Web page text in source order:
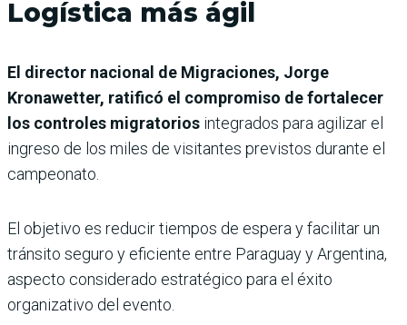
Logística más ágil
El director nacional de Migraciones, Jorge
Kronawetter, ratificó el compromiso de fortalecer
los controles migratorios integrados para agilizar el
ingreso de los miles de visitantes previstos durante el
campeonato.
El objetivo es reducir tiempos de espera y facilitar un
tránsito seguro y eficiente entre Paraguay y Argentina,
aspecto considerado estratégico para el éxito
organizativo del evento.